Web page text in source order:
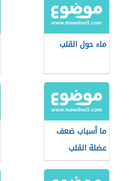
ماء حول القلب
ما أسباب ضعف
عضلة القلب